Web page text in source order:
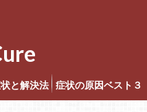
と解決法 症状の原因ベスト３